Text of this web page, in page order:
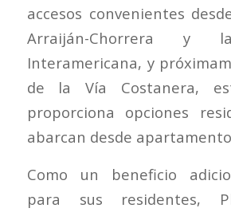
accesos convenientes
Arraiján-Chorrera y
Interamericana, y
de la Vía Costanera,
proporciona opciones
abarcan desde
Como un beneficio
para sus residentes,